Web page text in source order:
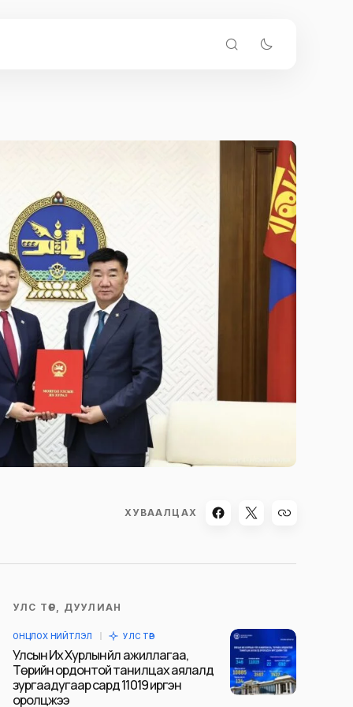
ХУВААЛЦАХ
УЛС ТӨР, ДУУЛИАН
ОНЦЛОХ НИЙТЛЭЛ УЛС ТӨР
Улсын Их Хурлын үйл ажиллагаа,
Төрийн ордонтой танилцах аялалд
зургаадугаар сард 11019 иргэн
оролцжээ